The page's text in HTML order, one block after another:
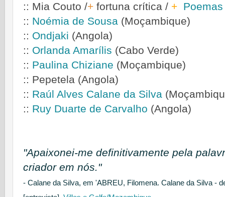
:: Mia Couto /+ fortuna crítica / + Poemas
:: Noémia de Sousa (Moçambique)
:: Ondjaki (Angola)
:: Orlanda Amarílis (Cabo Verde)
:: Paulina Chiziane (Moçambique)
:: Pepetela (Angola)
:: Raúl Alves Calane da Silva
:: Ruy Duarte de Carvalho (Angola)
"Apaixonei-me definitivamente pela
criador em nós."
- Calane da Silva, em 'ABREU, Filomena. Calane da Silva -